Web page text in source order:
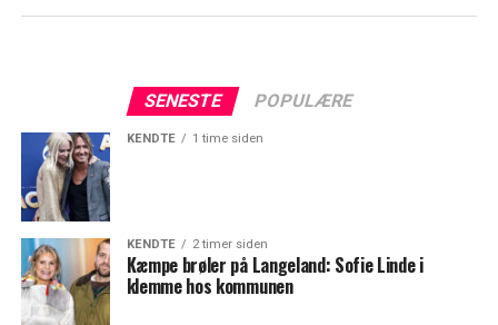
SENESTE POPULÆRE
KENDTE 1 time siden
KENDTE 2 timer siden
Kæmpe brøler på Langeland: Sofie Linde i
klemme hos kommunen